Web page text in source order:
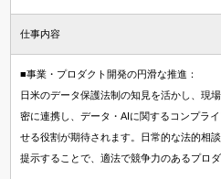
仕事内容
■事業・プロダクト開発の円滑な推進：
日米のデータ保護法制の知見を活かし、現
密に連携し、データ・AIに関するコンプラ
せる役割が期待されます。日常的な法的相
提示することで、適法で競争力のあるプロ